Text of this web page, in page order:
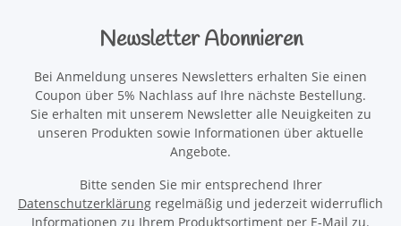
Newsletter Abonnieren
Bei Anmeldung unseres Newsletters erhalten Sie einen
Coupon über 5% Nachlass auf Ihre nächste Bestellung.
Sie erhalten mit unserem Newsletter alle Neuigkeiten zu
unseren Produkten sowie Informationen über aktuelle
Angebote.
Bitte senden Sie mir entsprechend Ihrer
Datenschutzerklärung regelmäßig und jederzeit widerruflich
Informationen zu Ihrem Produktsortiment per E-Mail zu.